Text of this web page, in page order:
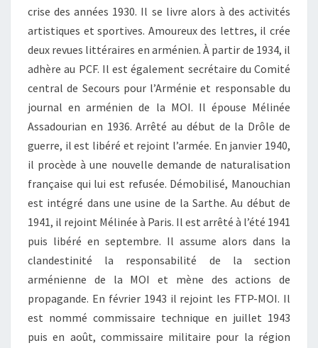
crise des années 1930. Il se livre alors à des activités
artistiques et sportives. Amoureux des lettres, il crée
deux revues littéraires en arménien. À partir de 1934, il
adhère au PCF. Il est également secrétaire du Comité
central de Secours pour l’Arménie et responsable du
journal en arménien de la MOI. Il épouse Mélinée
Assadourian en 1936. Arrêté au début de la Drôle de
guerre, il est libéré et rejoint l’armée. En janvier 1940,
il procède à une nouvelle demande de naturalisation
française qui lui est refusée. Démobilisé, Manouchian
est intégré dans une usine de la Sarthe. Au début de
1941, il rejoint Mélinée à Paris. Il est arrêté à l’été 1941
puis libéré en septembre. Il assume alors dans la
clandestinité la responsabilité de la section
arménienne de la MOI et mène des actions de
propagande. En février 1943 il rejoint les FTP-MOI. Il
est nommé commissaire technique en juillet 1943
puis en août, commissaire militaire pour la région